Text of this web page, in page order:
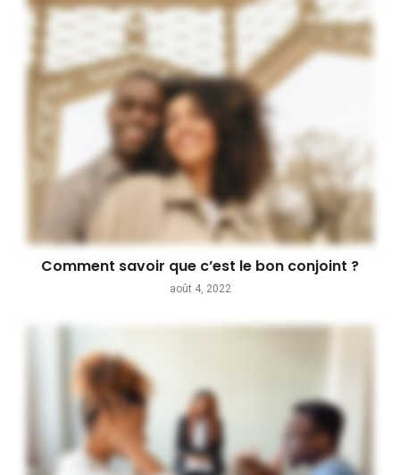
Comment savoir que c’est le bon conjoint ?
août 4, 2022